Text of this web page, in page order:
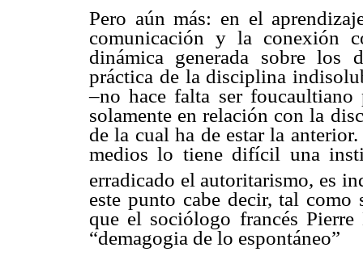
Pero aún más: en el
comunicación y la conexión
dinámica generada sobre los
práctica de la disciplina
–no hace falta ser
solamente en relación con la
de la cual ha de estar la
medios lo tiene difícil una
erradicado el autoritarismo, es
este punto cabe decir, tal
que el sociólogo francés
“demagogia de lo espontáneo”